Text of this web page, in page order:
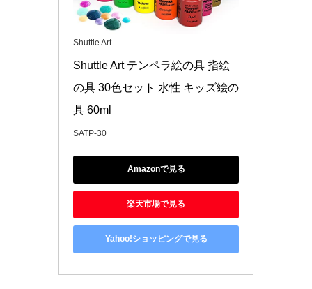
Shuttle Art
Shuttle Art テンペラ絵の具 指絵
の具 30色セット 水性 キッズ絵の
具 60ml
SATP-30
Amazonで見る
楽天市場で見る
Yahoo!ショッピングで見る